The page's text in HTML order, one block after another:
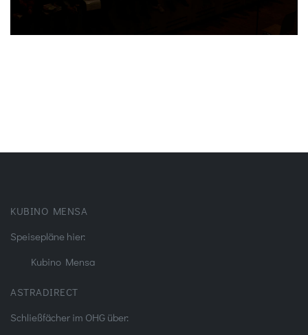
KUBINO MENSA
Speisepläne hier:
Kubino Mensa
ASTRADIRECT
Schließfächer im OHG über: